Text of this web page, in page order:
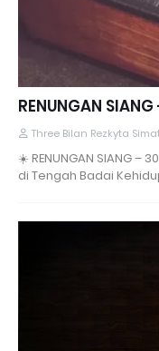
RENUNGAN
Three Bilan Rezkyta
☀️ RENUNGAN SIANG –
di Tengah Badai